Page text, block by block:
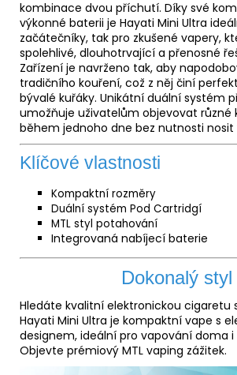
kombinace dvou příchutí. Díky své
výkonné baterii je Hayati Mini Ultra
začátečníky, tak pro zkušené vapery,
spolehlivé, dlouhotrvající a přenosné
Zařízení je navrženo tak, aby
tradičního kouření, což z něj činí
bývalé kuřáky. Unikátní duální systém
umožňuje uživatelům objevovat
během jednoho dne bez nutnosti nosit
Klíčové vlastnosti
Kompaktní rozměry
Duální systém Pod Cartridgí
MTL styl potahování
Integrovaná nabíjecí baterie
Dokonalý styl
Hledáte kvalitní elektronickou cigaretu
Hayati Mini Ultra je kompaktní vape s
designem, ideální pro vapování doma
Objevte prémiový MTL vaping zážitek.